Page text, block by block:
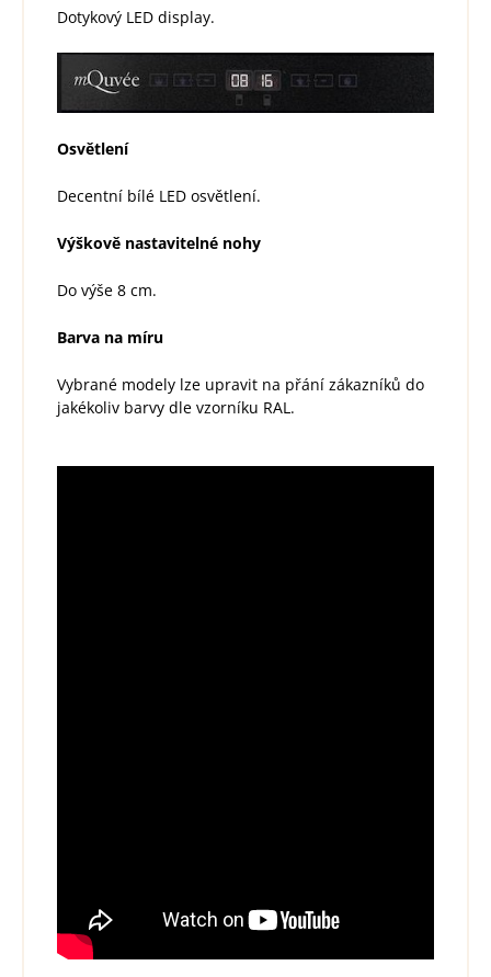
Dotykový LED display.
Osvětlení
Decentní bílé LED osvětlení.
Výškově nastavitelné nohy
Do výše 8 cm.
Barva na míru
Vybrané modely lze upravit na přání zákazníků do
jakékoliv barvy dle vzorníku RAL.